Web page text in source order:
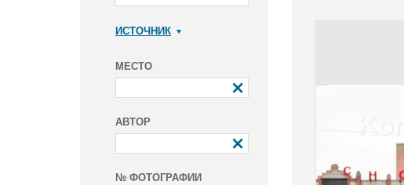
ИСТОЧНИК
МЕСТО
АВТОР
№ ФОТОГРАФИИ